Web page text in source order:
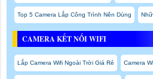
Top 5 Camera Lắp Công Trình Nên Dùng
CAMERA KẾT NỐI WIFI
Lắp Camera Wifi Ngoài Trời Giá Rẻ Camera